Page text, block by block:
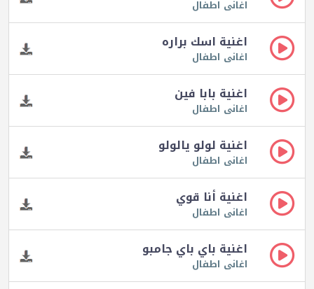
اغانى اطفال
اغنية اسك براره
اغانى اطفال
اغنية بابا فين
اغانى اطفال
اغنية لولو يالولو
اغانى اطفال
اغنية أنا قوي
اغانى اطفال
اغنية باي باي جامبو
اغانى اطفال